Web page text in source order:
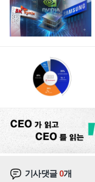
기사댓글0개